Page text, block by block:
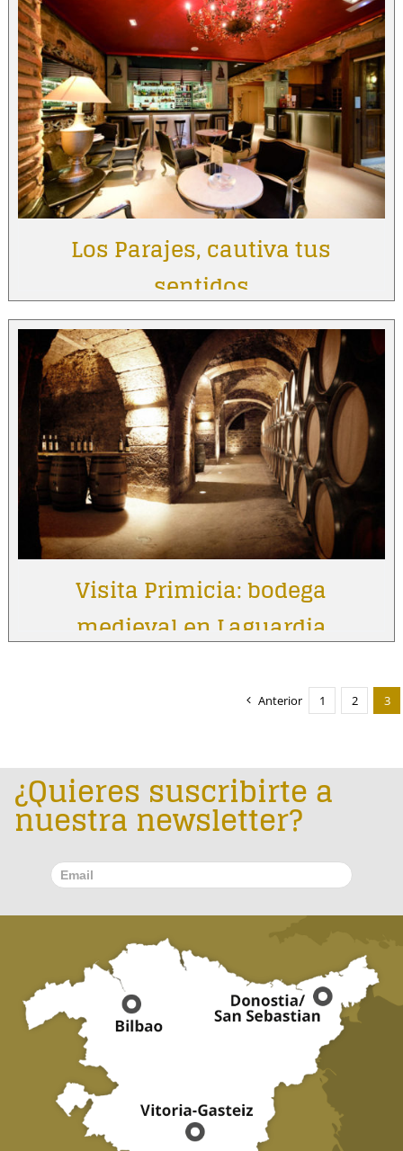
Los Parajes, cautiva tus
sentidos
Visita Primicia: bodega
medieval en Laguardia
Anterior 1 2 3
¿Quieres suscribirte a
nuestra newsletter?